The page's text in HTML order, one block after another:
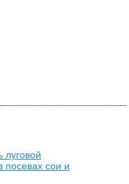
луговой
посевах сои и